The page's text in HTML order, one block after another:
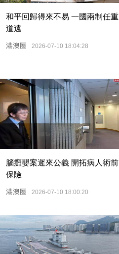
和平回歸得來不易 一國兩制任重
道遠
港澳圈 2026-07-10 18:04:28
腦癱嬰案遲來公義 開拓病人術前
保險
港澳圈 2026-07-10 18:00:20